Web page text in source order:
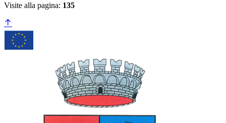
Visite alla pagina: 135